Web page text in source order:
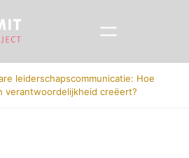
leiderschapscommunicatie: Hoe
creëert?